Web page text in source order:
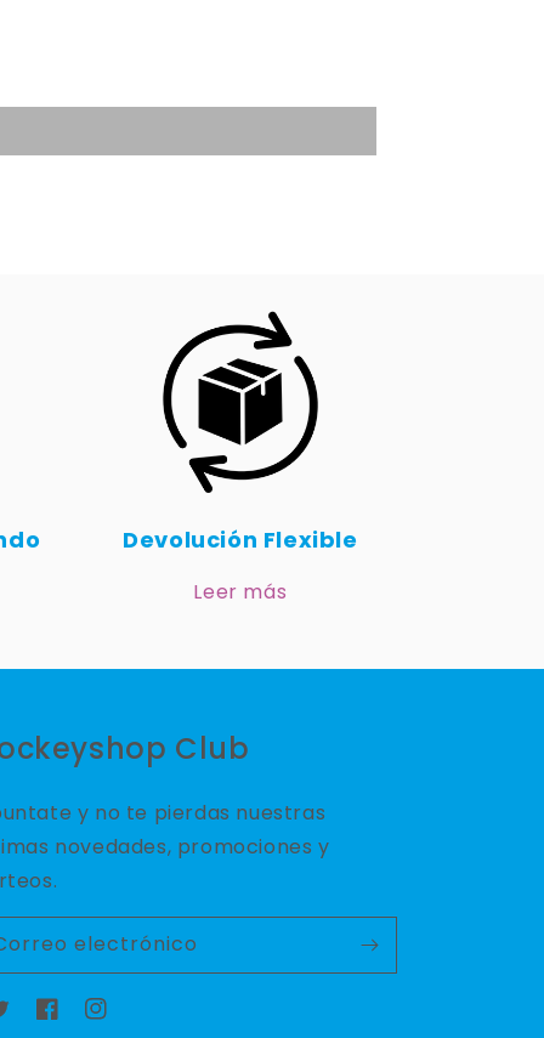
Devolución Flexible
Leer más
Club
y no te pierdas nuestras
novedades, promociones y
electrónico
FacebookInstagram